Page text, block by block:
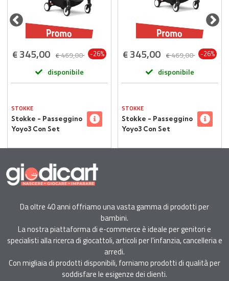
€345,00 €469,00 -26%
disponibile
STOKKE
Stokke - Passeggino
Yoyo3 Con Set
Aqua Telaio - Black
€345,00 €469,00 -26%
disponibile
STOKKE
Stokke - Passeggino
Yoyo3 Con Set
6+Toffee Telaio -
Da oltre 40 anni offriamo una vasta gamma di prodotti per
bambini.
La nostra piattaforma di e-commerce è ideale per genitori e
specialisti alla ricerca di giocattoli, articoli per l'infanzia, cancelleria e
arredi.
Con migliaia di prodotti disponibili, forniamo prodotti di qualità per
soddisfare le esigenze dei clienti.